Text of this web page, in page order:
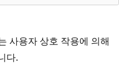
사용자 상호 작용에 의해
다.